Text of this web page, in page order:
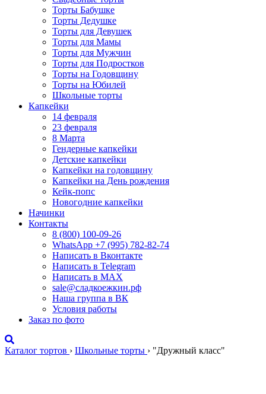
Торты Бабушке
Торты Дедушке
Торты для Девушек
Торты для Мамы
Торты для Мужчин
Торты для Подростков
Торты на Годовщину
Торты на Юбилей
Школьные торты
Капкейки
14 февраля
23 февраля
8 Марта
Гендерные капкейки
Детские капкейки
Капкейки на годовщину
Капкейки на День рождения
Кейк-попс
Новогодние капкейки
Начинки
Контакты
8 (800) 100-09-26
WhatsApp +7 (995) 782-82-74
Написать в Вконтакте
Написать в Telegram
Написать в MAX
sale@сладкоежкин.рф
Наша группа в ВК
Условия работы
Заказ по фото
Каталог тортов › Школьные торты › "Дружный класс"